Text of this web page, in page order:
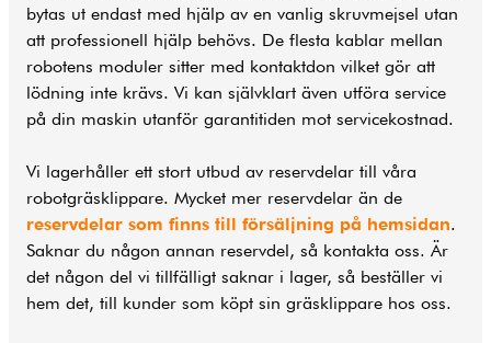
bytas ut endast med hjälp av en vanlig skruvmejsel utan
att professionell hjälp behövs. De flesta kablar mellan
robotens moduler sitter med kontaktdon vilket gör att
lödning inte krävs. Vi kan självklart även utföra service
på din maskin utanför garantitiden mot servicekostnad.
Vi lagerhåller ett stort utbud av reservdelar till våra
robotgräsklippare. Mycket mer reservdelar än de
reservdelar som finns till försäljning på hemsidan.
Saknar du någon annan reservdel, så kontakta oss. Är
det någon del vi tillfälligt saknar i lager, så beställer vi
hem det, till kunder som köpt sin gräsklippare hos oss.